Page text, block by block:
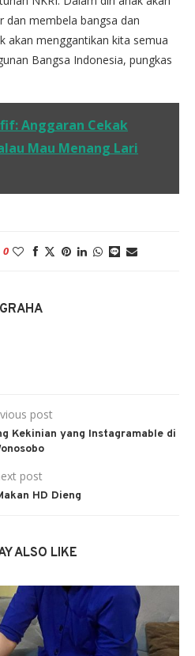
membela bangsa dan
akan menggantikan kita semua
Bangsa Indonesia, pungkas
Anggaran Cekak
Mau Menang Lari
0
post
Kekinian yang Instagramable di
post
HD Dieng
ALSO LIKE